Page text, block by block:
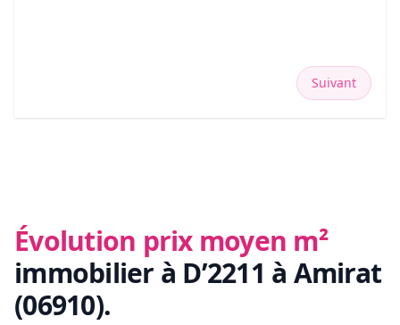
Suivant
Évolution prix moyen m²
immobilier à D’2211 à Amirat
(06910).